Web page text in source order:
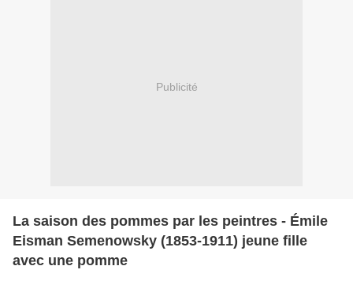
Publicité
La saison des pommes par les peintres - Émile
Eisman Semenowsky (1853-1911) jeune fille
avec une pomme